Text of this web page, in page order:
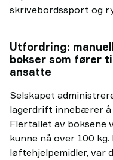
skrivebordssport og
Utfordring:
bokser som fører
ansatte
Selskapet
lagerdrift innebærer å
Flertallet av boksene
kunne nå over 100
løftehjelpemidler, var